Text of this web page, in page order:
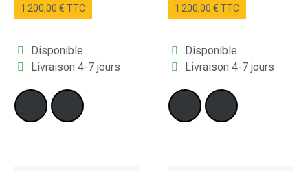
1 200,00 € TTC
Disponible
Livraison 4-7 jours
1 200,00 € TTC
Disponible
Livraison 4-7 jours